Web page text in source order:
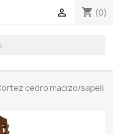
shopping_cart (0)

cedro macizo/sapeli